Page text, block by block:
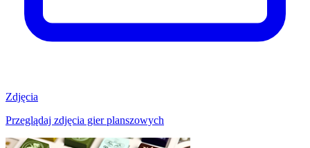
Zdjęcia
Przeglądaj zdjęcia gier planszowych